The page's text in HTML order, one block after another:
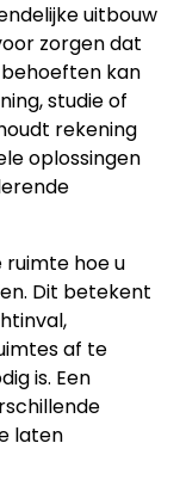
uitbouw
zorgen dat
kan
studie of
rekening
oplossingen
hoe u
Dit betekent
af te
is. Een
laten